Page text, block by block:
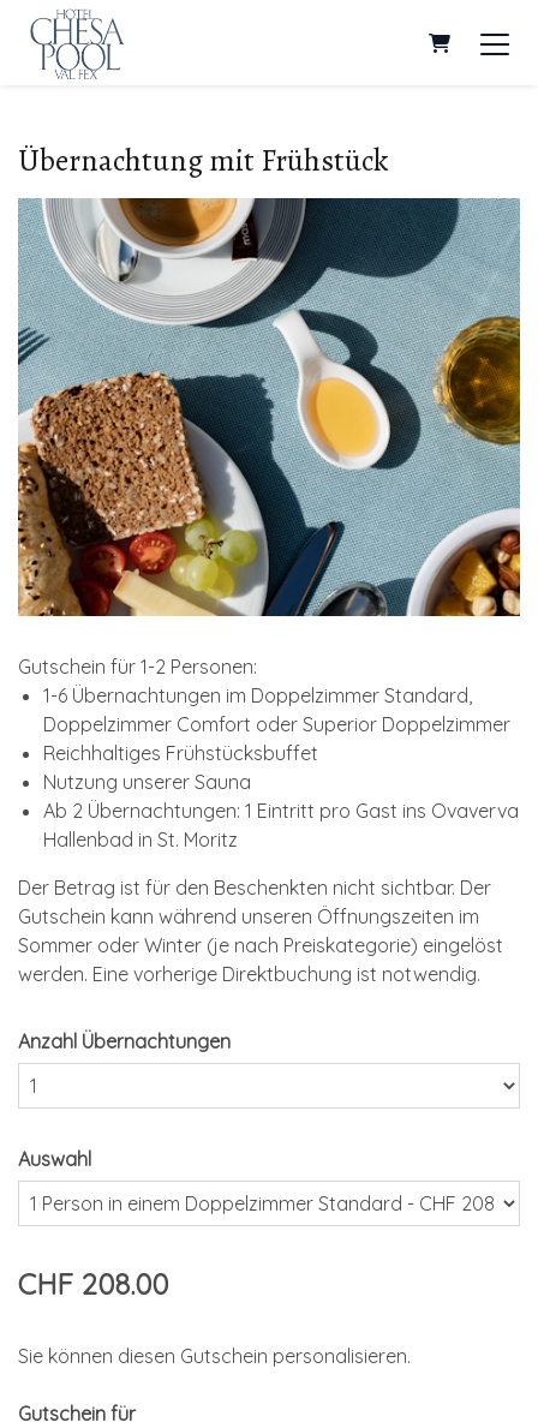
Warenkorb
Übernachtung mit Frühstück
Gutschein für 1-2 Personen:
1-6 Übernachtungen im Doppelzimmer Standard,
Doppelzimmer Comfort oder Superior Doppelzimmer
Reichhaltiges Frühstücksbuffet
Nutzung unserer Sauna
Ab 2 Übernachtungen: 1 Eintritt pro Gast ins Ovaverva
Hallenbad in St. Moritz
Der Betrag ist für den Beschenkten nicht sichtbar. Der
Gutschein kann während unseren Öffnungszeiten im
Sommer oder Winter (je nach Preiskategorie) eingelöst
werden. Eine vorherige Direktbuchung ist notwendig.
Anzahl Übernachtungen
Auswahl
CHF 208.00
Sie können diesen Gutschein personalisieren.
Gutschein für